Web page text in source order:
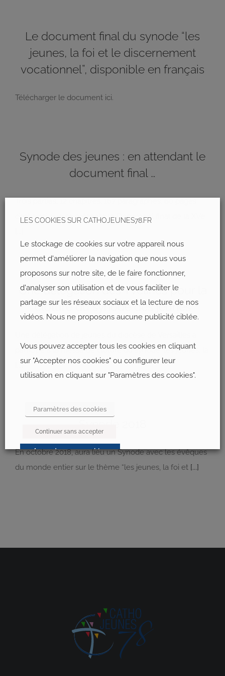
Le document final du synode “les
jeunes, la foi et le discernement
vocationnel”, disponible en français
Télécharger le document ici.
Synode des jeunes : en attendant le
document final …
c’est ainsi que se présente le Document final de la XVe
Une délégation des Yvelines pour la
clôture du synode des jeunes
participé à la messe de clôture du synode ‘les jeunes, la
[...]
En octobre 2018, aura lieu un Synode avec les évêques
du monde entier sur le thème “les jeunes, la foi et [...]
LES COOKIES SUR CATHOJEUNES78.FR
Le stockage de cookies sur votre appareil nous
permet d'améliorer la navigation que nous vous
proposons sur notre site, de le faire fonctionner,
d'analyser son utilisation et de vous faciliter le
partage sur les réseaux sociaux et la lecture de nos
vidéos. Nous ne proposons aucune publicité ciblée.
Vous pouvez accepter tous les cookies en cliquant
sur "Accepter nos cookies" ou configurer leur
utilisation en cliquant sur "Paramètres des cookies".
Paramètres des cookies
Continuer sans accepter
Accepter nos cookies